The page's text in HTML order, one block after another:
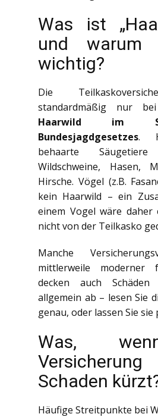
Was ist
und
wichtig?
Die
standardmäßig nur
Haarwild im
Bundesjagdgesetzes.
behaarte
Wildschweine, Hasen,
Hirsche. Vögel (z.B.
kein Haarwild – ein
einem Vogel wäre daher
nicht von der Teilkasko
Manche
mittlerweile moderner
decken auch Schäden
allgemein ab – lesen Sie
genau, oder lassen Sie sie
Was,
Schaden
Häufige Streitpunkte bei